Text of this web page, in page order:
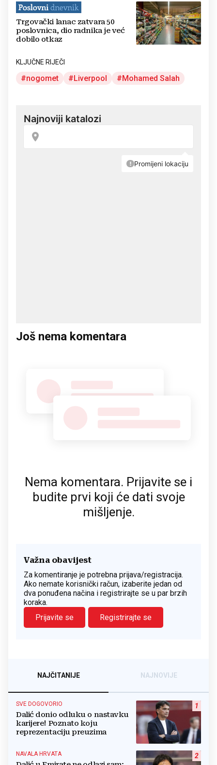
Trgovački lanac zatvara 50
poslovnica, dio radnika je već
dobilo otkaz
KLJUČNE RIJEČI
nogomet Liverpool Mohamed Salah
Još nema komentara
Nema komentara. Prijavite se i
budite prvi koji će dati svoje
mišljenje.
Važna obavijest
Za komentiranje je potrebna prijava/registracija.
Ako nemate korisnički račun, izaberite jedan od
dva ponuđena načina i registrirajte se u par brzih
koraka.
Prijavite se
Registrirajte se
NAJČITANIJE NAJNOVIJE
1
SVE DOGOVORIO
Dalić donio odluku o nastavku
karijere! Poznato koju
reprezentaciju preuzima
2
NAVALA HRVATA